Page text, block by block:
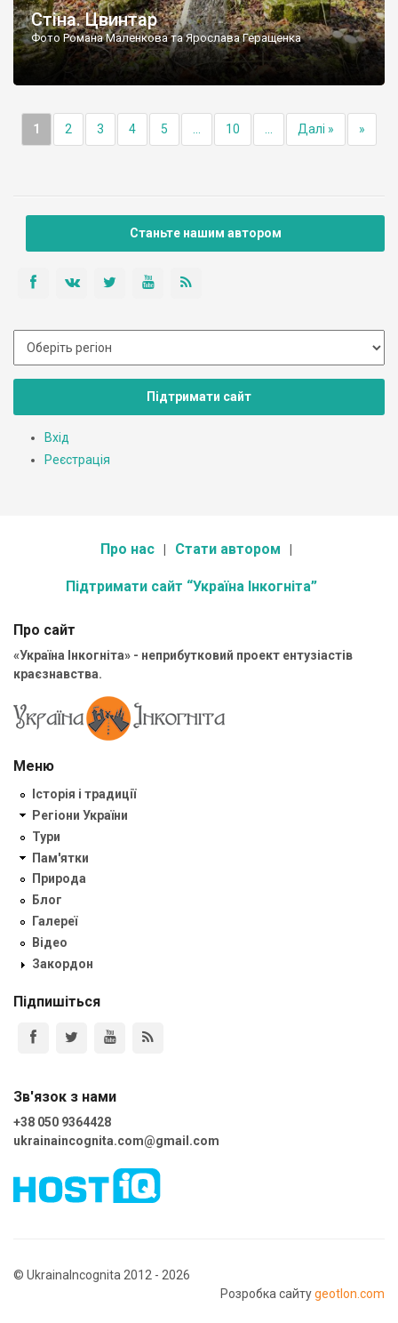
Стіна. Цвинтар
Фото Романа Маленкова та Ярослава Геращенка
1 2 3 4 5 10 Далі » »
Станьте нашим автором
Підтримати сайт
Вхід
Реєстрація
Про нас Стати автором
Підтримати сайт “Україна Інкогніта”
Про сайт
«Україна Інкогніта» - неприбутковий проект ентузіастів
краєзнавства.
Меню
Історія і традиції
Регіони України
Тури
Пам'ятки
Природа
Блог
Галереї
Відео
Закордон
Підпишіться
Зв'язок з нами
+38 050 9364428
ukrainaincognita.com@gmail.com
© UkrainaIncognita 2012 - 2026
Розробка сайтуgeotlon.com